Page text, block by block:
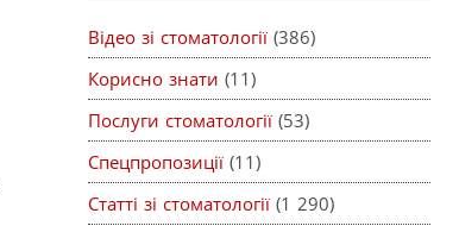
Відео зі стоматології (386)
Корисно знати (11)
Послуги стоматології (53)
Спецпропозиції (11)
Статті зі стоматології (1 290)